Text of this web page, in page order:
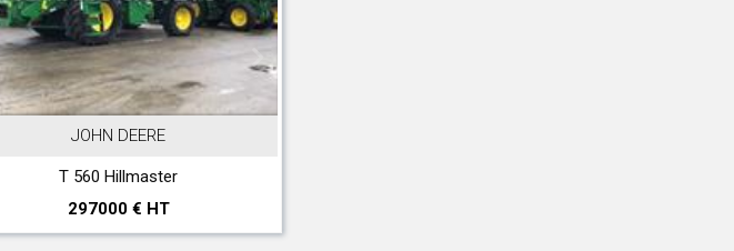
MASSEY FERGUSON
4709M
48000 € HT